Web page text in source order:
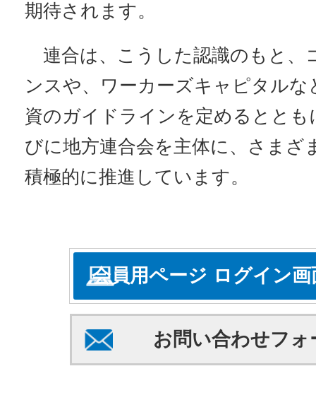
期待されます。
連合は、こうした認識のもと、
ンスや、ワーカーズキャピタルな
資のガイドラインを定めるととも
びに地方連合会を主体に、さまざ
積極的に推進しています。
会員用ページ ログイン
お問い合わせフォ